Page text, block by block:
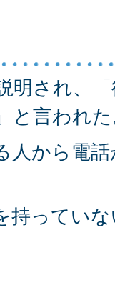
明され、
と言われ
人から電
持ってい